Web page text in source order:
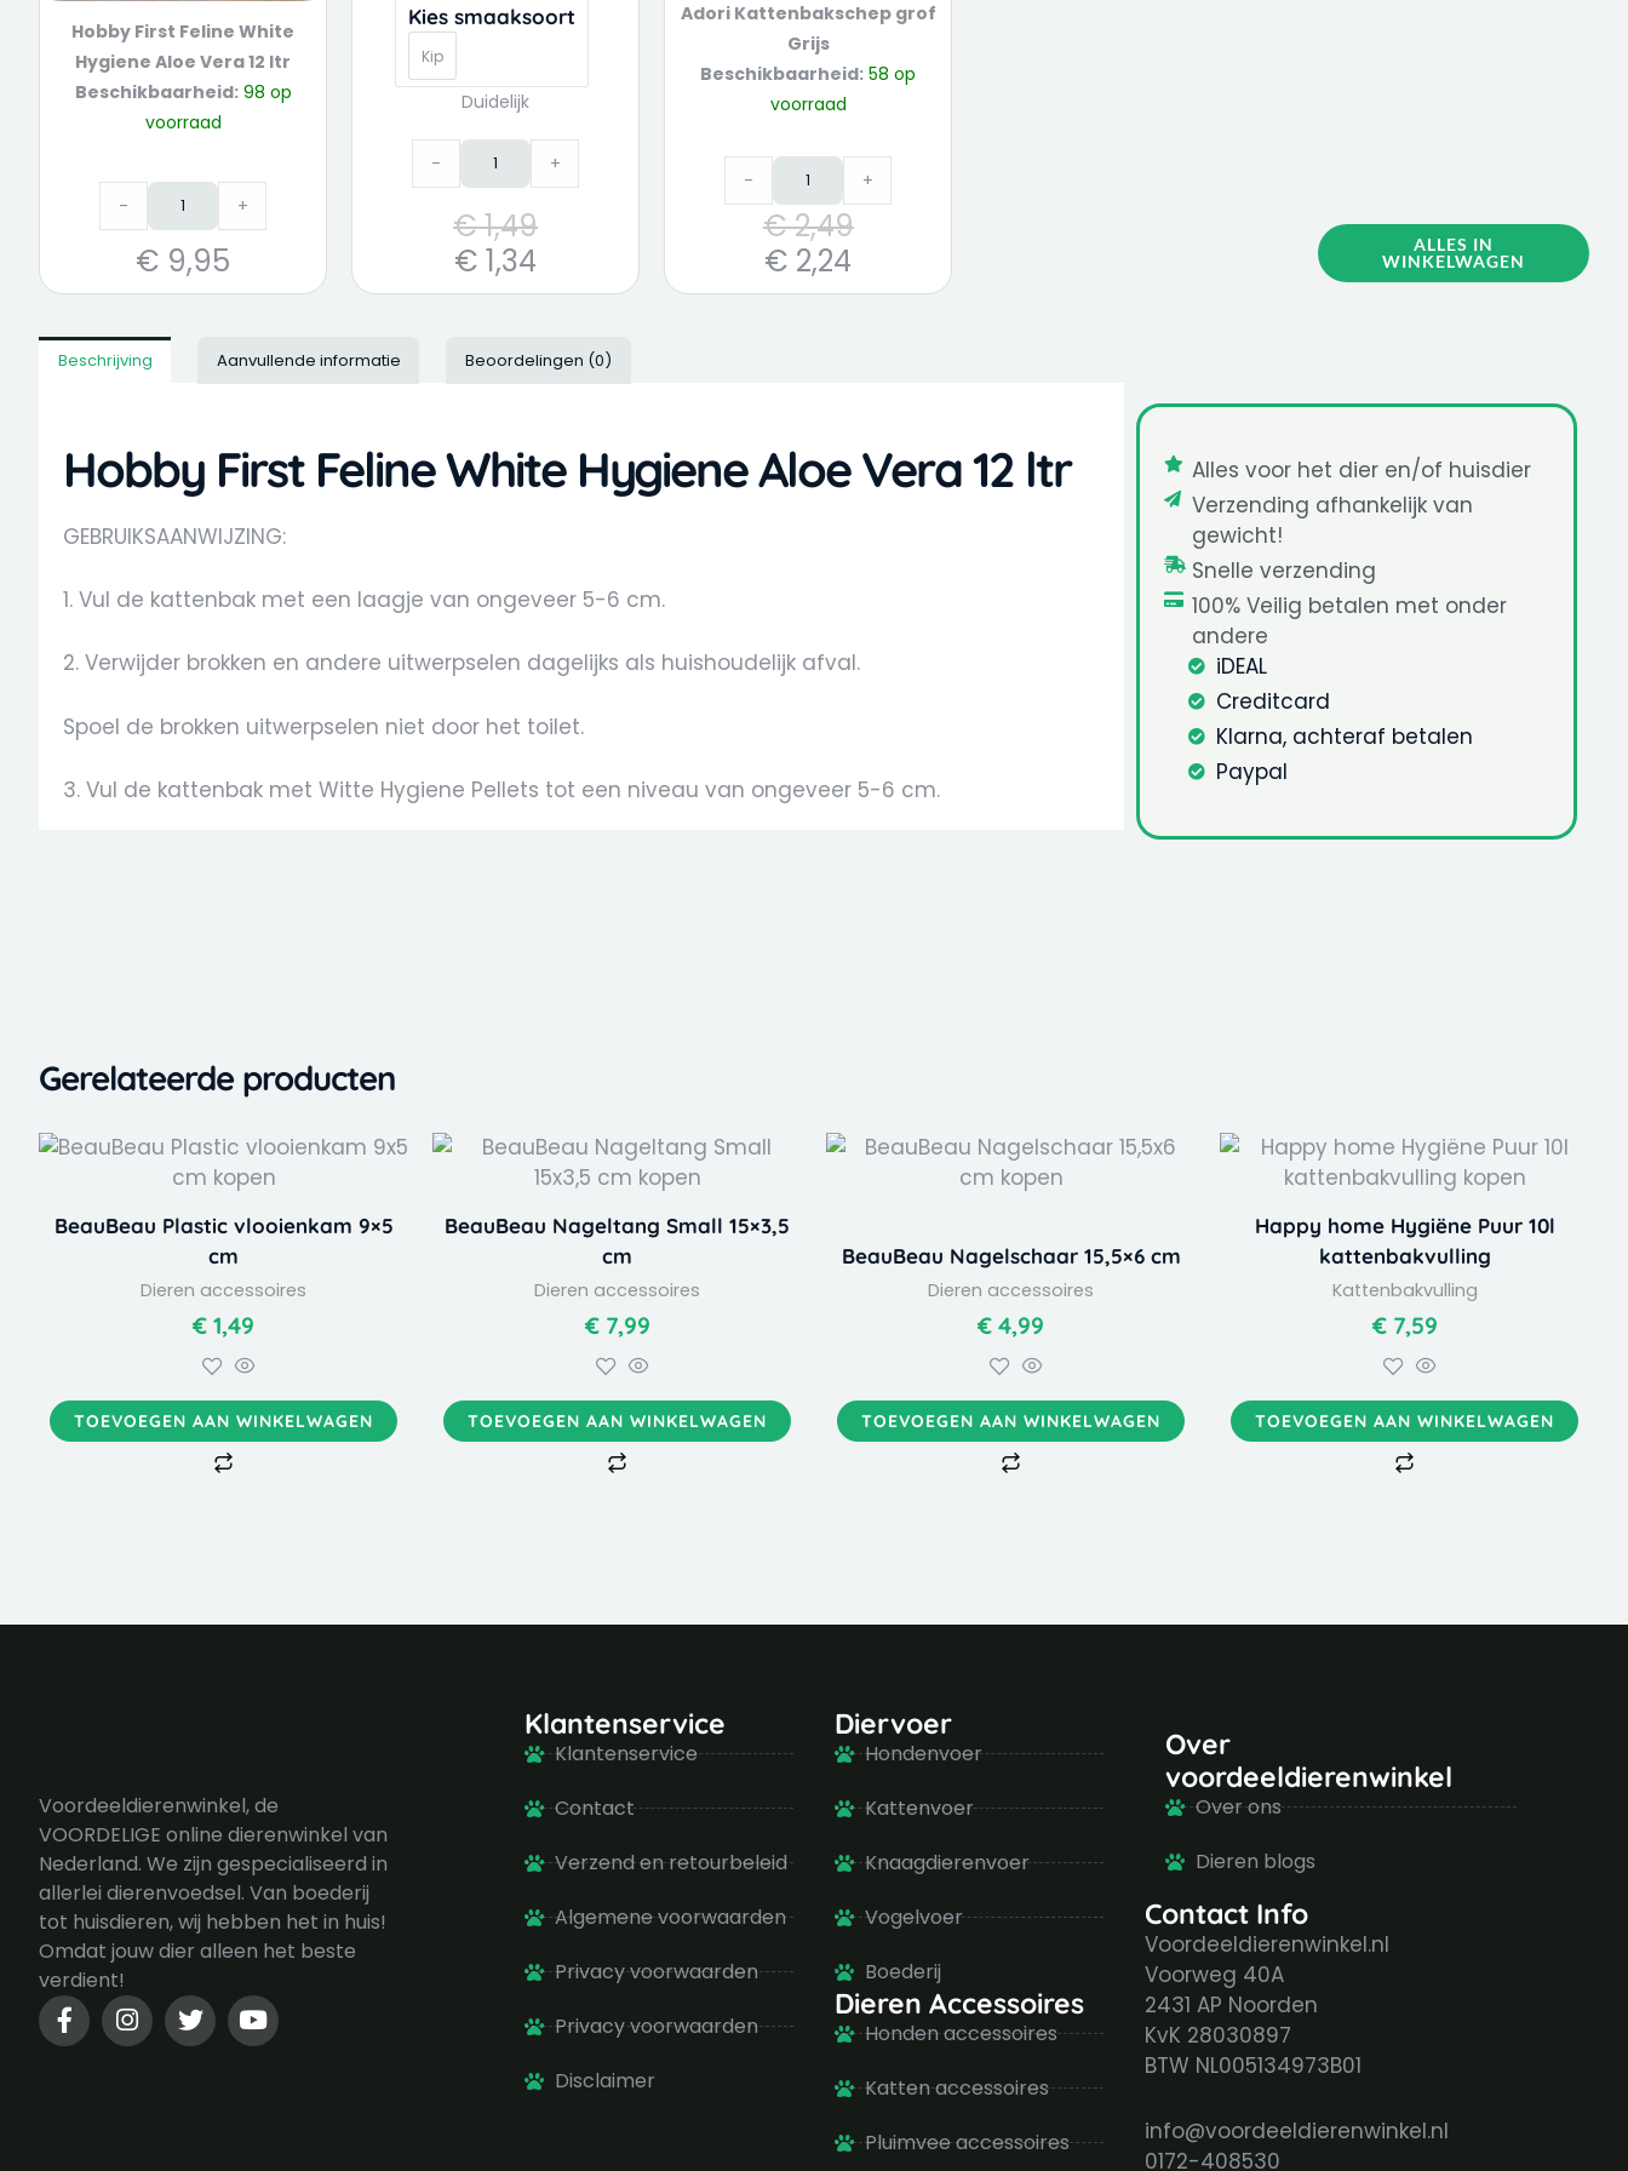
Hobby First Feline White
Hygiene Aloe Vera 12 ltr
Beschikbaarheid: 98 op
voorraad
- +
€ 9,95
Kies smaaksoort
Kip
Duidelijk
- +
€1,49
€ 1,34
Adori Kattenbakschep grof
Grijs
Beschikbaarheid: 58 op
voorraad
- +
€2,49
€ 2,24
ALLES IN
WINKELWAGEN
Beschrijving Aanvullende informatie Beoordelingen (0)
Hobby First Feline White Hygiene Aloe Vera 12 ltr
GEBRUIKSAANWIJZING:
1. Vul de kattenbak met een laagje van ongeveer 5-6 cm.
2. Verwijder brokken en andere uitwerpselen dagelijks als huishoudelijk afval.
Spoel de brokken uitwerpselen niet door het toilet.
3. Vul de kattenbak met Witte Hygiene Pellets tot een niveau van ongeveer 5-6 cm.
Alles voor het dier en/of huisdier
Verzending afhankelijk van
gewicht!
Snelle verzending
100% Veilig betalen met onder
andere
iDEAL
Creditcard
Klarna, achteraf betalen
Paypal
Gerelateerde producten
BeauBeau Plastic vlooienkam 9×5
cm
Dieren accessoires
€ 1,49
TOEVOEGEN AAN WINKELWAGEN
BeauBeau Nageltang Small 15×3,5
cm
Dieren accessoires
€7,99
TOEVOEGEN AAN WINKELWAGEN
BeauBeau Nagelschaar 15,5×6 cm
Dieren accessoires
€ 4,99
TOEVOEGEN AAN WINKELWAGEN
Happy home Hygiëne Puur 10l
kattenbakvulling
Kattenbakvulling
€7,59
TOEVOEGEN AAN WINKELWAGEN
Voordeeldierenwinkel, de
VOORDELIGE online dierenwinkel van
Nederland. We zijn gespecialiseerd in
allerlei dierenvoedsel. Van boederij
tot huisdieren, wij hebben het in huis!
Omdat jouw dier alleen het beste
verdient!
F
a
c
I
n
s
T
w
i
Y
o
u
Klantenservice
Klantenservice
Contact
Verzend en retourbeleid
Algemene voorwaarden
Privacy voorwaarden
Privacy voorwaarden
Disclaimer
Diervoer
Hondenvoer
Kattenvoer
Knaagdierenvoer
Vogelvoer
Boederij
Dieren Accessoires
Honden accessoires
Katten accessoires
Pluimvee accessoires
Over
voordeeldierenwinkel
Over ons
Dieren blogs
Contact Info
Voordeeldierenwinkel.nl
Voorweg 40A
2431 AP Noorden
KvK 28030897
BTW NL005134973B01
info@voordeeldierenwinkel.nl
0172-408530